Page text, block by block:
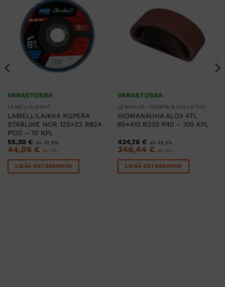
VARASTOSSA
LAMELLILAIKAT
LAMELLILAIKKA KUPERA
STARLINE NOR 125×22 R82A
P120 – 10 KPL
55,30 € alv 25,5%
44,06 € alv 0%
LISÄÄ OSTOSKORIIN
VARASTOSSA
LEIKKAUS- HIONTA & KIILLOTUS
HIOMANAUHA ALOX ATL
65×410 R230 P40 – 100 KPL
434,78 € alv 25,5%
346,44 € alv 0%
LISÄÄ OSTOSKORIIN